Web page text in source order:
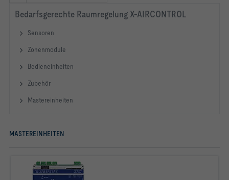
Bedarfsgerechte Raumregelung X-AIRCONTROL
Sensoren
Zonenmodule
Bedieneinheiten
Zubehör
Mastereinheiten
MASTEREINHEITEN